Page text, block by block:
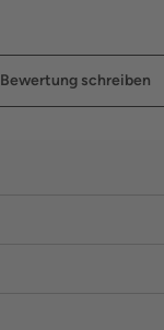
Bewertung schreiben